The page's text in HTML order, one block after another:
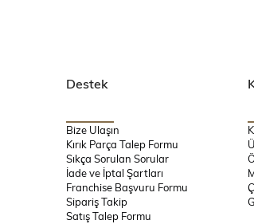
Destek
Bize Ulaşın
Kırık Parça Talep Formu
Sıkça Sorulan Sorular
İade ve İptal Şartları
Franchise Başvuru Formu
Sipariş Takip
Satış Talep Formu